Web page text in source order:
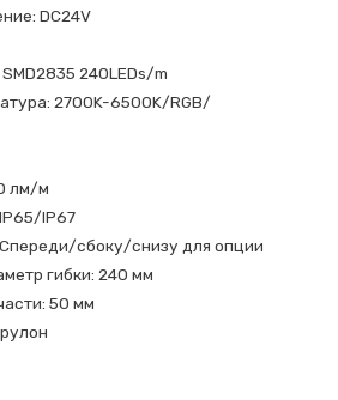
DC24V
240LEDs/m
2700K-6500K/RGB/
лм/м
IP67
сбоку/снизу для опции
гибки: 240 мм
50 мм